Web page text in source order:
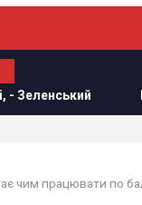
Коли Україна почне